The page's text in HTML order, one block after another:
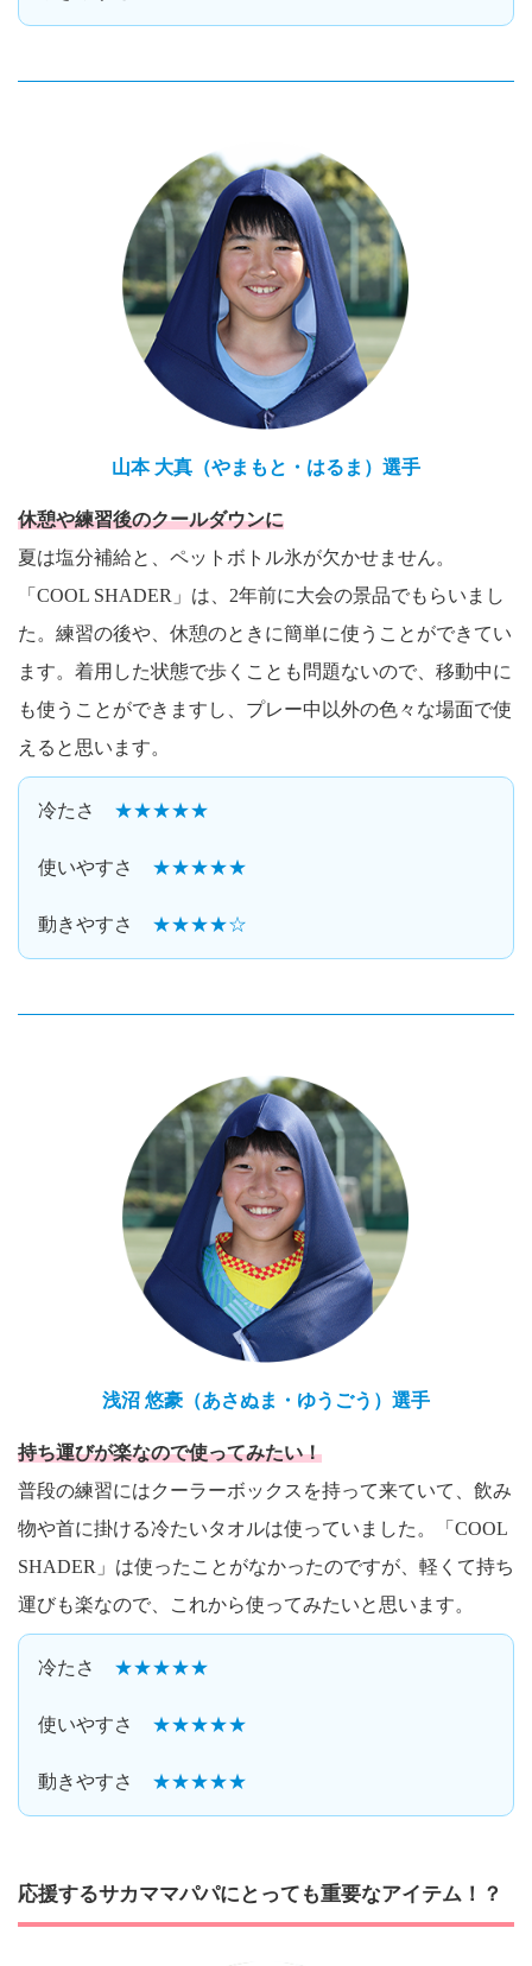
山本 大真（やまもと・はるま）選手
休憩や練習後のクールダウンに
夏は塩分補給と、ペットボトル氷が欠かせません。
「COOL SHADER」は、2年前に大会の景品でもらいまし
た。練習の後や、休憩のときに簡単に使うことができてい
ます。着用した状態で歩くことも問題ないので、移動中に
も使うことができますし、プレー中以外の色々な場面で使
えると思います。
冷たさ ★★★★★
使いやすさ ★★★★★
動きやすさ ★★★★☆
浅沼 悠豪（あさぬま・ゆうごう）選手
持ち運びが楽なので使ってみたい！
普段の練習にはクーラーボックスを持って来ていて、飲み
物や首に掛ける冷たいタオルは使っていました。「COOL
SHADER」は使ったことがなかったのですが、軽くて持ち
運びも楽なので、これから使ってみたいと思います。
冷たさ ★★★★★
使いやすさ ★★★★★
動きやすさ ★★★★★
応援するサカママパパにとっても重要なアイテム！？